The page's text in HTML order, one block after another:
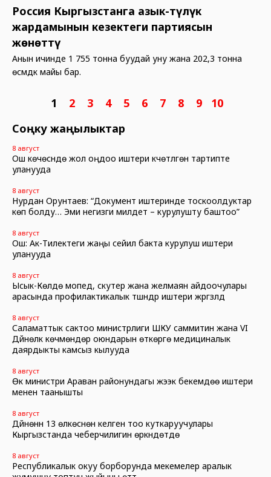
Россия Кыргызстанга азык-түлүк
жардамынын кезектеги партиясын
жөнөттү
Анын ичинде 1 755 тонна буудай уну жана 202,3 тонна
өсүмдүк майы бар.
1 2 3 4 5 6 7 8 9
10
Соңку жаңылыктар
8 август
Ош көчөсүндө жол оңдоо иштери күчөтүлгөн тартипте
уланууда
8 август
Нурдан Орунтаев: “Документ иштеринде тоскоолдуктар
көп болду… Эми негизги милдет – курулушту баштоо”
8 август
Ош: Ак-Тилектеги жаңы сейил бакта курулуш иштери
уланууда
8 август
Ысык-Көлдө мопед, скутер жана желмаян айдоочулары
арасында профилактикалык түшүндүрүү иштери жүргүзүлдү
8 август
Саламаттык сактоо министрлиги ШКУ саммитин жана VI
Дүйнөлүк көчмөндөр оюндарын өткөрүүгө медициналык
даярдыкты камсыз кылууда
8 август
Өк министри Араван районундагы жээк бекемдөө иштери
менен таанышты
8 август
Дүйнөнүн 13 өлкөсүнөн келген тоо куткаруучулары
Кыргызстанда чеберчилигин өркүндөтүүдө
8 август
Республикалык окуу борборунда мекемелер аралык